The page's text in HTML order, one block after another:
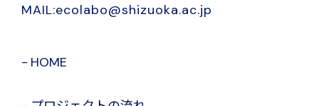
MAIL:ecolabo@shizuoka.ac.jp
HOME